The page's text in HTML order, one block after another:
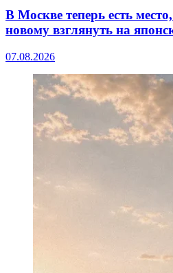
В Москве теперь есть
новому взглянуть на
07.08.2026